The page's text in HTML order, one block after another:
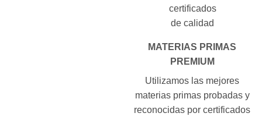
MATERIAS PRIMAS
PREMIUM
Utilizamos las mejores
materias primas probadas y
reconocidas por certificados